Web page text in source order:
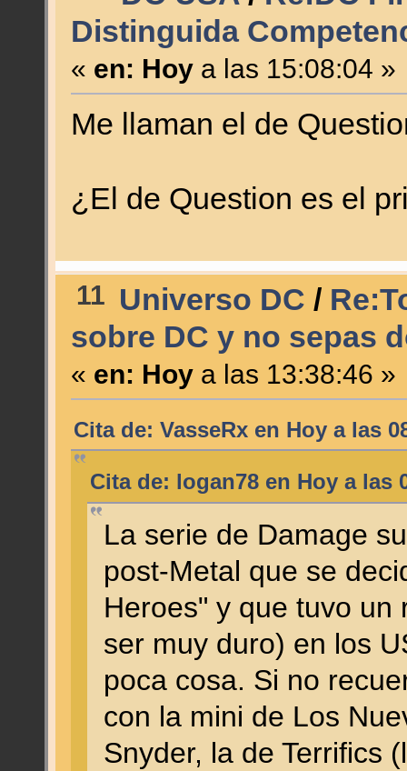
Distinguida
« en: Hoya las 15:08:04 »
Me llaman el de
¿El de Question es el
11 Universo DC /
sobre DC y no sepas
« en: Hoya las 13:38:46 »
Cita de: VasseRx en Hoya las
Cita de: logan78 en Hoya las
La serie de Damage
post-Metal que se
Heroes" y que tuvo un
ser muy duro) en los
poca cosa. Si no
con la mini de Los
Snyder, la de Terrifics